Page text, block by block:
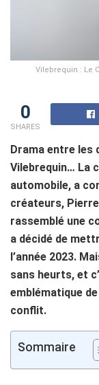
Vilebrequin : Le
0
SHARES
Drama entre les
Vilebrequin… La
automobile, a
créateurs, Pierre
rassemblé une
a décidé de
l’année 2023.
sans heurts, et
emblématique
conflit.
Sommaire